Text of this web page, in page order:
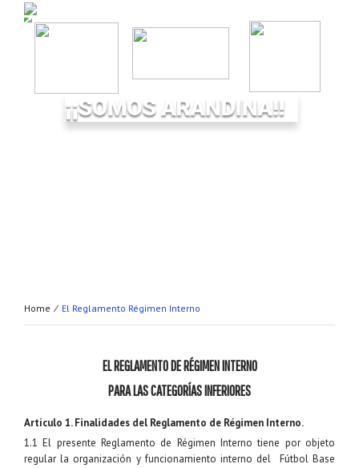
¡¡SOMOS ARANDINA!!
Home ⁄ El Reglamento Régimen Interno
EL REGLAMENTO DE RÉGIMEN INTERNO
PARA LAS CATEGORÍAS INFERIORES
Artículo 1. Finalidades del Reglamento de Régimen Interno.
1.1 El presente Reglamento de Régimen Interno tiene por objeto
regular la organización y funcionamiento interno del Fútbol Base